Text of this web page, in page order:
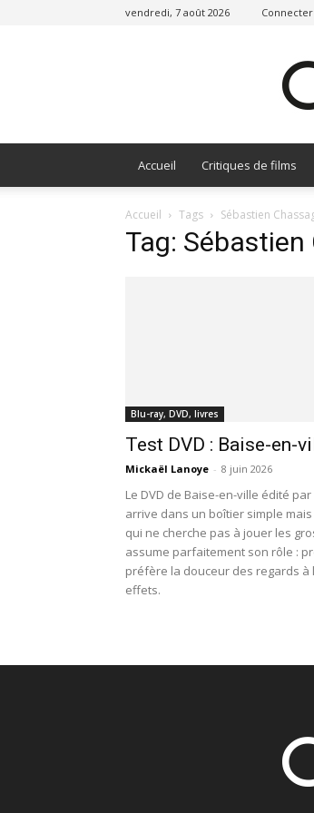
vendredi, 7 août 2026
Accueil Critiques de films
Accueil Tags Sébastien
Tag:
Blu-ray, DVD, livres
Test DVD : Baise-en-
Mickaël Lanoye - 8 juin 2026
Le DVD de Baise-en-ville édité
arrive dans un boîtier simple
qui ne cherche pas à jouer les
assume parfaitement son rôle :
préfère la douceur des regards à
effets.